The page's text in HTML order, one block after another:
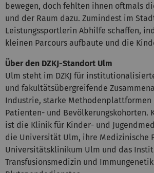
bewegen, doch fehlten ihnen oftmals
und der Raum dazu. Zumindest im
Leistungssportlerin Abhilfe schaffen,
kleinen Parcours aufbaute und die
Über den DZKJ-Standort Ulm
Ulm steht im DZKJ für
und fakultätsübergreifende
Industrie, starke Methodenplattformen
Patienten- und Bevölkerungskohorten.
ist die Klinik für Kinder- und
die Universität Ulm, ihre Medizinische
Universitätsklinikum Ulm und das
Transfusionsmedizin und